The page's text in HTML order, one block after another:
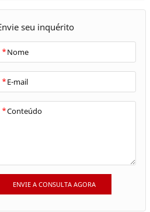
seu inquérito
*
*
*
ENVIE A CONSULTA AGORA